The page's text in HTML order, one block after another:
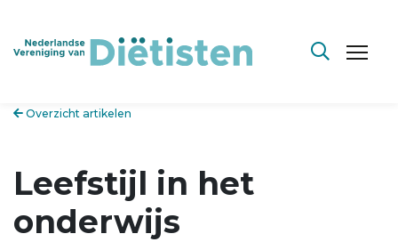
Overzicht artikelen
Leefstijl in het
onderwijs